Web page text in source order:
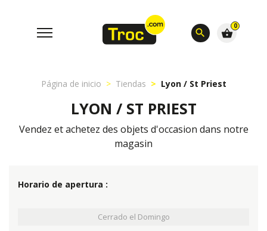
search
0
shopping_basket
Página de inicio Tiendas Lyon / St Priest
LYON / ST PRIEST
Vendez et achetez des objets d'occasion dans notre
magasin
Horario de apertura :
Cerrado el Domingo